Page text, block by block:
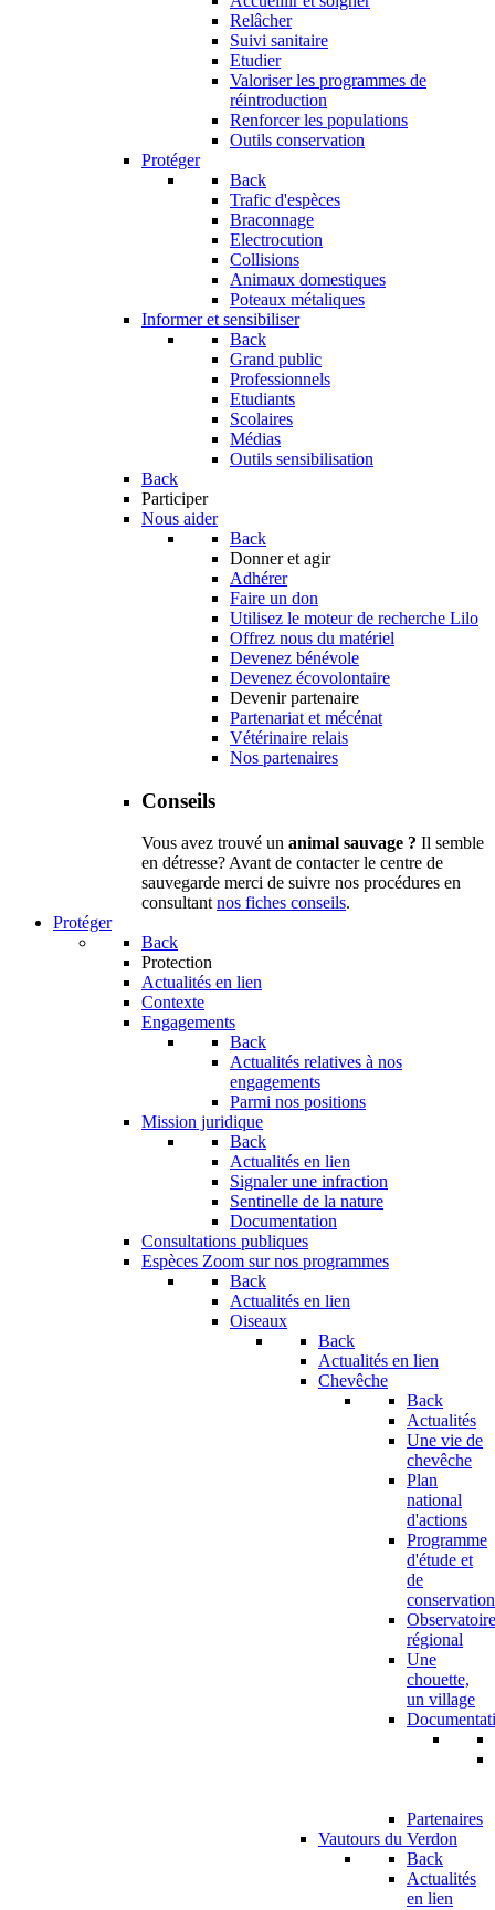
Relâcher
Suivi sanitaire
Etudier
Valoriser les programmes de
réintroduction
Renforcer les populations
Outils conservation
Protéger
Back
Trafic d'espèces
Braconnage
Electrocution
Collisions
Animaux domestiques
Poteaux métaliques
Informer et sensibiliser
Back
Grand public
Professionnels
Etudiants
Scolaires
Médias
Outils sensibilisation
Back
Participer
Nous aider
Back
Donner et agir
Adhérer
Faire un don
Utilisez le moteur de recherche Lilo
Offrez nous du matériel
Devenez bénévole
Devenez écovolontaire
Devenir partenaire
Partenariat et mécénat
Vétérinaire relais
Nos partenaires
Conseils
Vous avez trouvé un animal sauvage ? Il semble
en détresse? Avant de contacter le centre de
sauvegarde merci de suivre nos procédures en
consultantnos fiches conseils.
Protéger
Back
Protection
Actualités en lien
Contexte
Engagements
Back
Actualités relatives à nos
engagements
Parmi nos positions
Mission juridique
Back
Actualités en lien
Signaler une infraction
Sentinelle de la nature
Documentation
Consultations publiques
Espèces Zoom sur nos programmes
Back
Actualités en lien
Oiseaux
Back
Actualités en lien
Chevêche
Back
Actualités
Une vie de
chevêche
Plan
national
d'actions
Programme
d'étude et
de
conservation
Observatoire
régional
Une
chouette,
un village
Partenaires
Vautours du Verdon
Back
Actualités
en lien